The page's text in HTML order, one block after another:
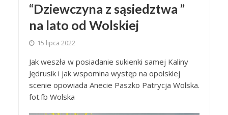
“Dziewczyna z sąsiedztwa ”
na lato od Wolskiej
15 lipca 2022
Jak weszła w posiadanie sukienki samej Kaliny
Jędrusik i jak wspomina występ na opolskiej
scenie opowiada Anecie Paszko Patrycja Wolska.
fot.fb Wolska